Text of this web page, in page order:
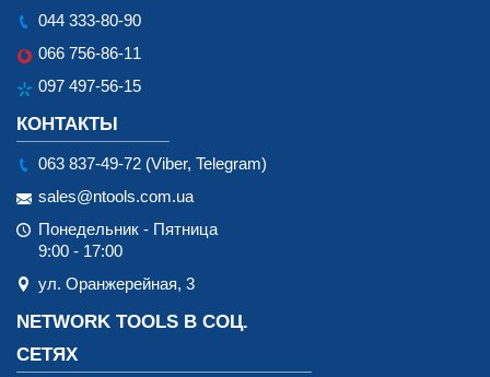
044 333-80-90
066 756-86-11
097 497-56-15
КОНТАКТЫ
063 837-49-72 (Viber, Telegram)
sales@ntools.com.ua
Понедельник - Пятница
9:00 - 17:00
ул. Оранжерейная, 3
NETWORK TOOLS В СОЦ.
СЕТЯХ